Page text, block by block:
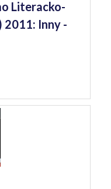
Literacko-
Inny -